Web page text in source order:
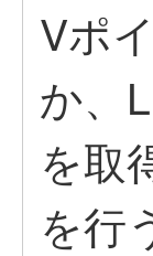
Vポ
か、
を取
を行